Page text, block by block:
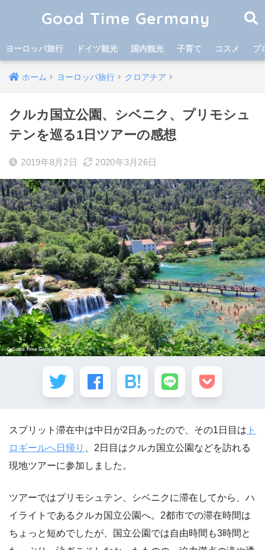
Good Time Germany
ヨーロッパ旅行 ドイツ観光 国内観光 子育て コスメ プ
ホーム ヨーロッパ旅行 クロアチア
クルカ国立公園、シベニク、プリモシュ
テンを巡る1日ツアーの感想
2019年8月2日 2020年3月26日
スプリット滞在中は中日が2日あったので、その1日目は ト
ロギールへ日帰り
、2日目はクルカ国立公園などを訪れる
現地ツアーに参加しました。
ツアーではプリモシュテン、シベニクに滞在してから、ハ
イライトであるクルカ国立公園へ。2都市での滞在時間は
ちょっと短めでしたが、国立公園では自由時間も3時間と